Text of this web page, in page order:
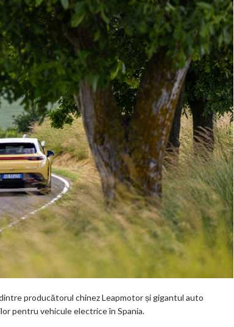
producătorul chinez Leapmotor și gigantul auto
pentru vehicule electrice în Spania.